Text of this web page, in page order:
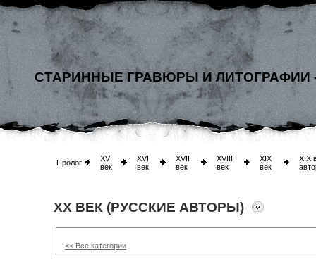
СТАРИННЫЕ ГРАВЮРЫ И ЛИТОГРАФИИ
Пролог
XV
век
XVI
век
XVII
век
XVIII
век
XIX
век
XIX
XX ВЕК (РУССКИЕ АВТОРЫ)
<< Все категории